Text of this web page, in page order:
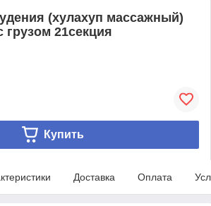
(хулахуп массажный)
21секция
Купить
Доставка Оплата